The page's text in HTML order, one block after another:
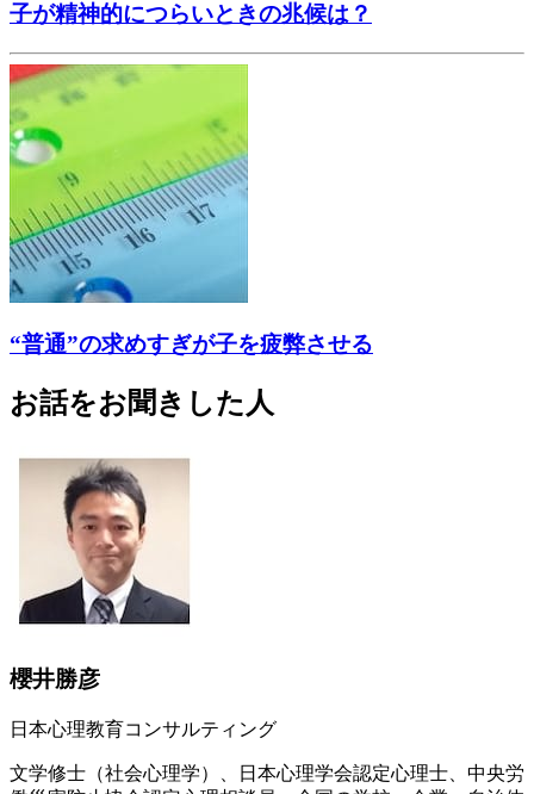
子が精神的につらいときの兆候は？
“普通”の求めすぎが子を疲弊させる
お話をお聞きした人
櫻井勝彦
日本心理教育コンサルティング
文学修士（社会心理学）、日本心理学会認定心理士、中央労